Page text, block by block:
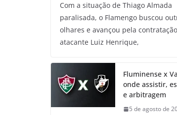
Com a situação de Thiago Almada
paralisada, o Flamengo buscou
olhares e avançou pela
atacante Luiz Henrique,
Fluminense x
onde assistir,
e arbitragem
5 de agosto de